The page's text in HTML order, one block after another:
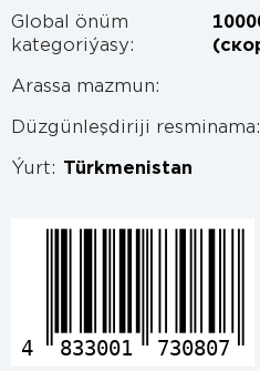
Global önüm
kategoriýasy:
Arassa mazmun:
Düzgünleşdiriji resminama:
Ýurt: Türkmenistan
4 833001 730807